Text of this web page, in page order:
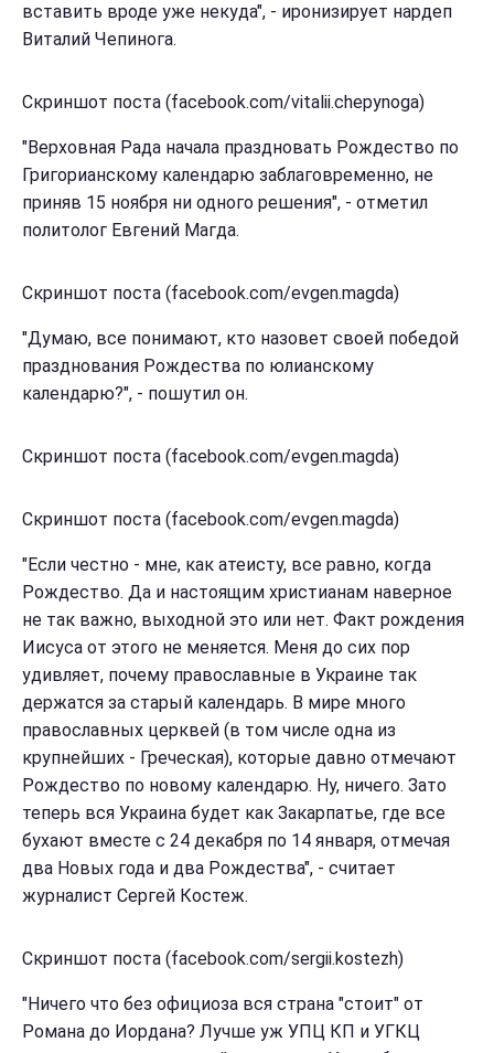
вставить вроде уже некуда", - иронизирует нардеп
Виталий Чепинога.
Скриншот поста (facebook.com/vitalii.chepynoga)
"Верховная Рада начала праздновать Рождество по
Григорианскому календарю заблаговременно, не
приняв 15 ноября ни одного решения", - отметил
политолог Евгений Магда.
Скриншот поста (facebook.com/evgen.magda)
"Думаю, все понимают, кто назовет своей победой
празднования Рождества по юлианскому
календарю?", - пошутил он.
Скриншот поста (facebook.com/evgen.magda)
Скриншот поста (facebook.com/evgen.magda)
"Если честно - мне, как атеисту, все равно, когда
Рождество. Да и настоящим христианам наверное
не так важно, выходной это или нет. Факт рождения
Иисуса от этого не меняется. Меня до сих пор
удивляет, почему православные в Украине так
держатся за старый календарь. В мире много
православных церквей (в том числе одна из
крупнейших - Греческая), которые давно отмечают
Рождество по новому календарю. Ну, ничего. Зато
теперь вся Украина будет как Закарпатье, где все
бухают вместе с 24 декабря по 14 января, отмечая
два Новых года и два Рождества", - считает
журналист Сергей Костеж.
Скриншот поста (facebook.com/sergii.kostezh)
"Ничего что без официоза вся страна "стоит" от
Романа до Иордана? Лучше уж УПЦ КП и УГКЦ